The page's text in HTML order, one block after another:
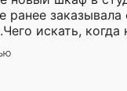
ранее заказывала
искать, когда
Служит кухня
нет.